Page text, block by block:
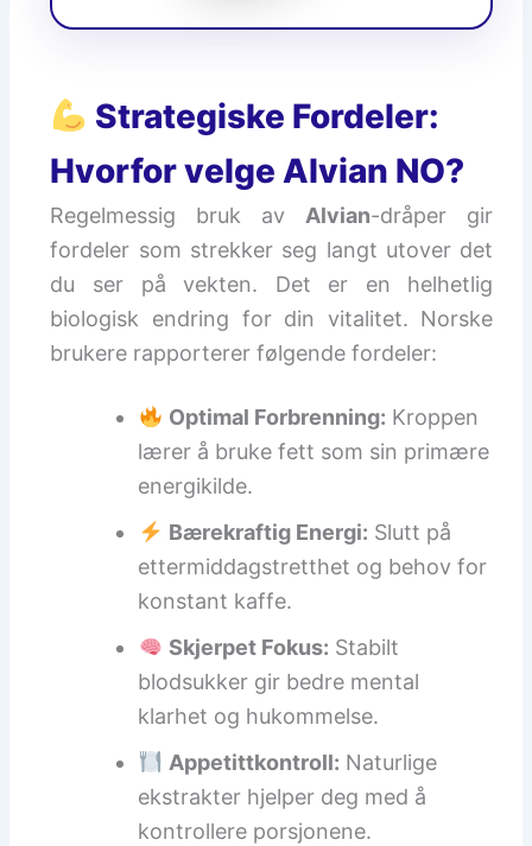
Strategiske Fordeler:
Hvorfor velge Alvian NO?
Regelmessig bruk av Alvian-dråper gir
fordeler som strekker seg langt utover det
du ser på vekten. Det er en helhetlig
biologisk endring for din vitalitet. Norske
brukere rapporterer følgende fordeler:
Optimal Forbrenning: Kroppen
lærer å bruke fett som sin primære
energikilde.
Bærekraftig Energi: Slutt på
ettermiddagstretthet og behov for
konstant kaffe.
Skjerpet Fokus: Stabilt
blodsukker gir bedre mental
klarhet og hukommelse.
Appetittkontroll: Naturlige
ekstrakter hjelper deg med å
kontrollere porsjonene.